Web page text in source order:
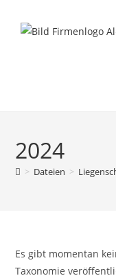
Inhalt
2024
> Dateien >
Es gibt momentan
Taxonomie